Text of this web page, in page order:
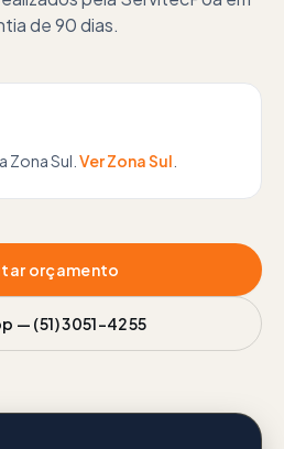
de 90 dias.
Zona Sul VerZona Sul
orçamento
— (51) 3051-4255